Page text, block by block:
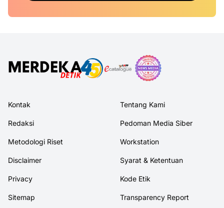
Kontak Tentang Kami
Redaksi Pedoman Media Siber
Metodologi Riset Workstation
Disclaimer Syarat & Ketentuan
Privacy Kode Etik
Sitemap Transparency Report